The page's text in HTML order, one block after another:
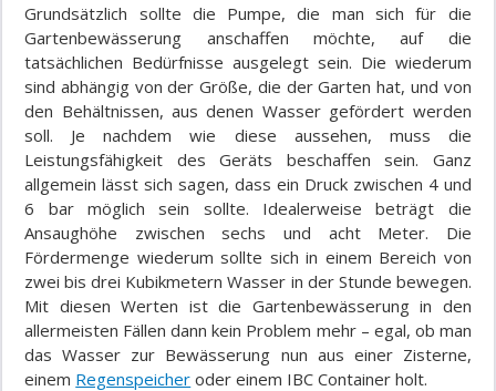
Grundsätzlich sollte die Pumpe, die man sich für die
Gartenbewässerung anschaffen möchte, auf die
tatsächlichen Bedürfnisse ausgelegt sein. Die wiederum
sind abhängig von der Größe, die der Garten hat, und von
den Behältnissen, aus denen Wasser gefördert werden
soll. Je nachdem wie diese aussehen, muss die
Leistungsfähigkeit des Geräts beschaffen sein. Ganz
allgemein lässt sich sagen, dass ein Druck zwischen 4 und
6 bar möglich sein sollte. Idealerweise beträgt die
Ansaughöhe zwischen sechs und acht Meter. Die
Fördermenge wiederum sollte sich in einem Bereich von
zwei bis drei Kubikmetern Wasser in der Stunde bewegen.
Mit diesen Werten ist die Gartenbewässerung in den
allermeisten Fällen dann kein Problem mehr – egal, ob man
das Wasser zur Bewässerung nun aus einer Zisterne,
einem Regenspeicher oder einem IBC Container holt.